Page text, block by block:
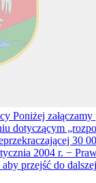
Poniżej załączamy
dotyczącym
30
2004 r. −
przejść do